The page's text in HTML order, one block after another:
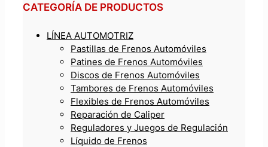
CATEGORÍA DE PRODUCTOS
LÍNEA AUTOMOTRIZ
Pastillas de Frenos Automóviles
Patines de Frenos Automóviles
Discos de Frenos Automóviles
Tambores de Frenos Automóviles
Flexibles de Frenos Automóviles
Reparación de Caliper
Reguladores y Juegos de Regulación
Líquido de Frenos